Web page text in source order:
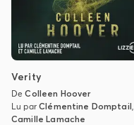
Verity
DeColleen Hoover
Lu parClémentine Domptail,
Camille Lamache